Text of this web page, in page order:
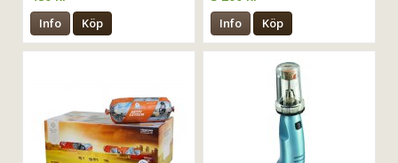
Info Köp Info Köp